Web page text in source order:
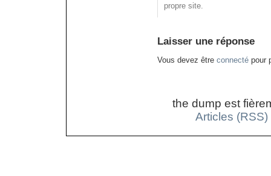
propre site.
Laisser une réponse
Vous devez être connecté pour
the dump est
Articles (RSS)